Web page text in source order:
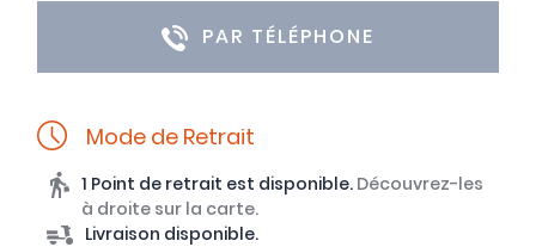
PAR TÉLÉPHONE
Mode de Retrait
1 Point de retrait est disponible. Découvrez-les
à droite sur la carte.
Livraison disponible.